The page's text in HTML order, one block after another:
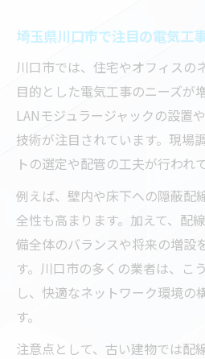
電気工事が実現する配
DIYと比較する電気工事に
DIYと専門電気工事の
電気工事で得られる
DIY配線では難しい電
プロによる電気工事
LAN配線工事で押さえるべ
電気工事で重視すべ
配線計画における電
電気工事士が提案す
埼玉県川口市で注目の電気工
川口市では、住宅やオフィスの
目的とした電気工事のニーズが
LANモジュラージャックの設置
技術が注目されています。現場
トの選定や配管の工夫が行われ
例えば、壁内や床下への隠蔽配
全性も高まります。加えて、配
備全体のバランスや将来の増設
す。川口市の多くの業者は、こ
し、快適なネットワーク環境の
す。
注意点として、古い建物では配